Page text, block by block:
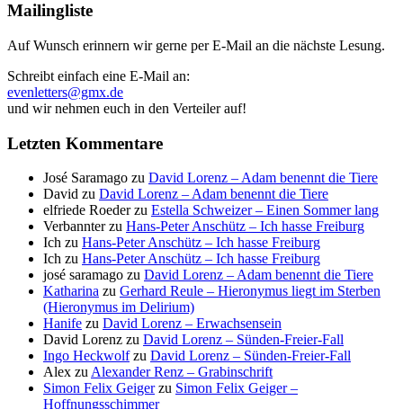
Mailingliste
Auf Wunsch erinnern wir gerne per E-Mail an die nächste Lesung.
Schreibt einfach eine E-Mail an:
evenletters@gmx.de
und wir nehmen euch in den Verteiler auf!
Letzten Kommentare
José Saramago zu David Lorenz – Adam benennt die Tiere
David zu David Lorenz – Adam benennt die Tiere
elfriede Roederzu Estella Schweizer – Einen Sommer lang
Verbannterzu Hans-Peter Anschütz – Ich hasse Freiburg
Ich zu Hans-Peter Anschütz – Ich hasse Freiburg
Ich zu Hans-Peter Anschütz – Ich hasse Freiburg
josé saramago zu David Lorenz – Adam benennt die Tiere
Katharina zu Gerhard Reule – Hieronymus liegt im Sterben
(Hieronymus im Delirium)
Hanife zu David Lorenz – Erwachsensein
David Lorenz zu David Lorenz – Sünden-Freier-Fall
Ingo Heckwolfzu David Lorenz – Sünden-Freier-Fall
Alex zu Alexander Renz – Grabinschrift
Simon Felix Geigerzu Simon Felix Geiger –
Hoffnungsschimmer